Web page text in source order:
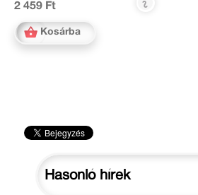
2 459 Ft
Kosárba
Hasonló hírek